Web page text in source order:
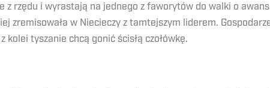
z rzędu i wyrastają na jednego z faworytów do walki o
zremisowała w Niecieczy z tamtejszym liderem.
tyszanie chcą gonić ścisłą czołówkę.